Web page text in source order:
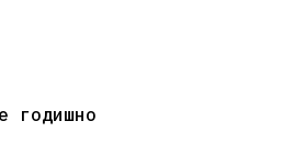
годишно